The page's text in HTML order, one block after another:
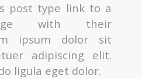
post type link to a
with their
ipsum dolor sit
adipiscing elit.
ligula eget dolor.